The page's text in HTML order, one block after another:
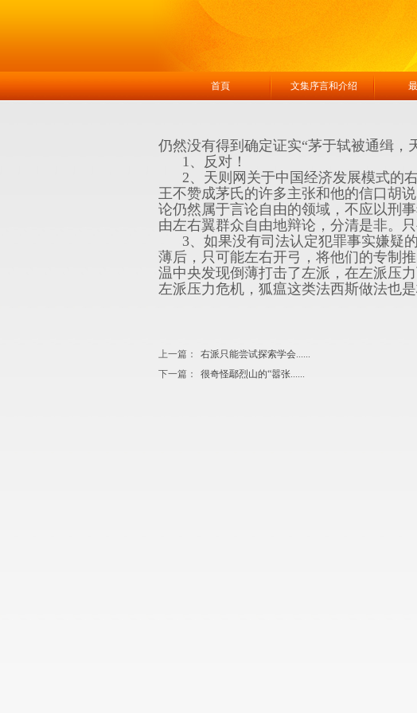
首頁 文集序言和介绍
仍然没有得到确定证实“茅于轼被通缉，
1、反对！
2、天则网关于中国经济发展模式的右
王不赞成茅氏的许多主张和他的信口胡
论仍然属于言论自由的领域，不应以刑
由左右翼群众自由地辩论，分清是非。
3、如果没有司法认定犯罪事实嫌疑的
薄后，只可能左右开弓，将他们的专制
温中央发现倒薄打击了左派，在左派压
左派压力危机，狐瘟这类法西斯做法也是
上一篇：
右派只能尝试探索学会......
下一篇：
很奇怪鄢烈山的“嚣张......